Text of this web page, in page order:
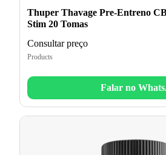
Thuper Thavage Pre-Entreno
Stim 20 Tomas
Consultar preço
Products
Falar no